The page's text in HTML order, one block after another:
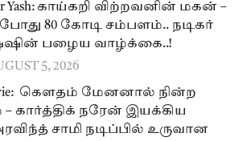
Yash: காய்கறி விற்றவனின் மகன் –
80 கோடி சம்பளம்.. நடிகர்
பழைய வாழ்க்கை..!
5, 2026
Movie: கௌதம் மேனனால் நின்ற
கார்த்திக் நரேன் இயக்கிய
சாமி நடிப்பில் உருவான